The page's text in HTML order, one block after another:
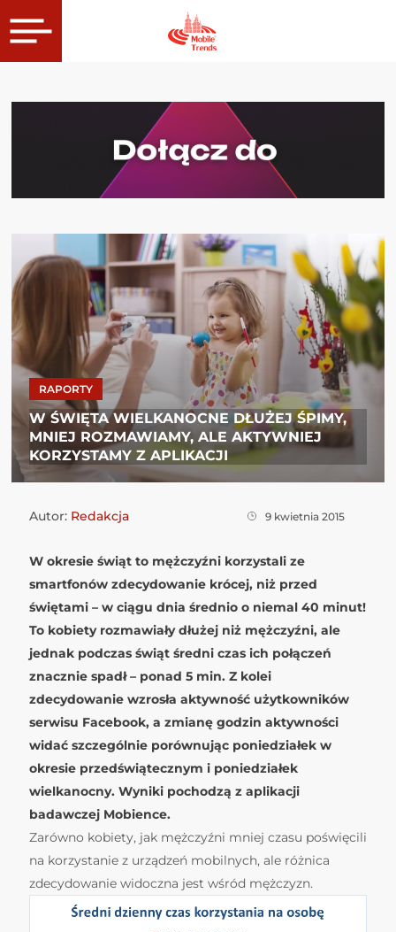
RAPORTY
W ŚWIĘTA WIELKANOCNE DŁUŻEJ ŚPIMY,
MNIEJ ROZMAWIAMY, ALE AKTYWNIEJ
KORZYSTAMY Z APLIKACJI
Autor: Redakcja 9 kwietnia 2015
W okresie świąt to mężczyźni korzystali ze
smartfonów zdecydowanie krócej, niż przed
świętami – w ciągu dnia średnio o niemal 40 minut!
To kobiety rozmawiały dłużej niż mężczyźni, ale
jednak podczas świąt średni czas ich połączeń
znacznie spadł – ponad 5 min. Z kolei
zdecydowanie wzrosła aktywność użytkowników
serwisu Facebook, a zmianę godzin aktywności
widać szczególnie porównując poniedziałek w
okresie przedświątecznym i poniedziałek
wielkanocny. Wyniki pochodzą z aplikacji
badawczej Mobience.
Zarówno kobiety, jak mężczyźni mniej czasu poświęcili
na korzystanie z urządzeń mobilnych, ale różnica
zdecydowanie widoczna jest wśród mężczyzn.